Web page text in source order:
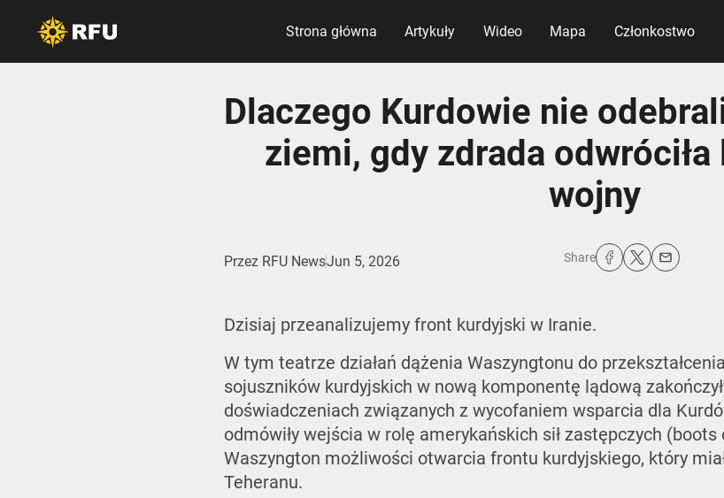
Strona główna Artykuły Wideo Mapa Członkostwo
Dlaczego Kurdowie nie
ziemi, gdy zdrada
wojny
Przez RFU NewsJun 5, 2026 Share
Dzisiaj przeanalizujemy front kurdyjski w Iranie.
W tym teatrze działań dążenia Waszyngtonu do
sojuszników kurdyjskich w nową komponentę lądową
doświadczeniach związanych z wycofaniem wsparcia dla
odmówiły wejścia w rolę amerykańskich sił zastępczych
Waszyngton możliwości otwarcia frontu kurdyjskiego, który
Teheranu.